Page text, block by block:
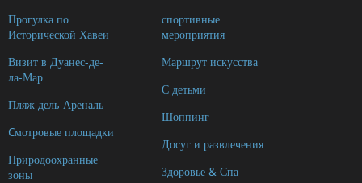
Прогулка по
Исторической Хавеи
Визит в Дуанес-де-
ла-Мар
Пляж дель-Ареналь
Cмотровые площадки
Природоохранные
зоны
спортивные
мероприятия
Маршрут искусства
С детьми
Шоппинг
Досуг и развлечения
Здоровье & Спа